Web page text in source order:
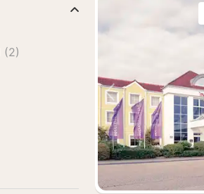
Vorige foto
(2)